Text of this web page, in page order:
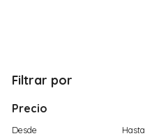
Filtrar por
Precio
Desde Hasta